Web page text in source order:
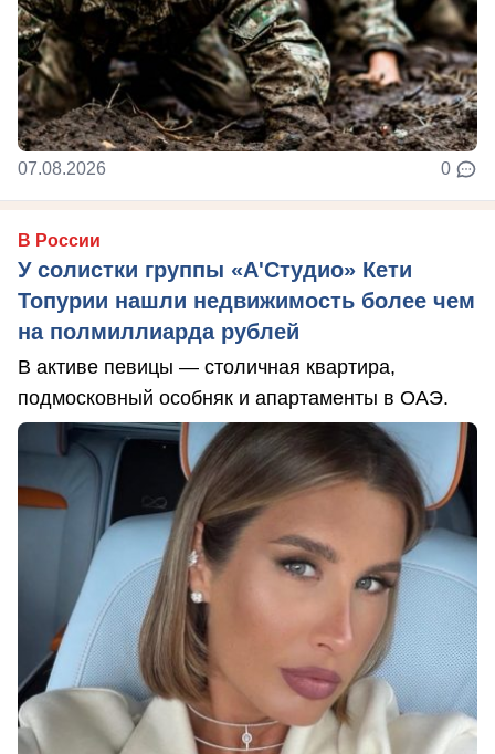
07.08.2026 0
В России
У солистки группы «А'Студио» Кети
Топурии нашли недвижимость более чем
на полмиллиарда рублей
В активе певицы — столичная квартира,
подмосковный особняк и апартаменты в ОАЭ.